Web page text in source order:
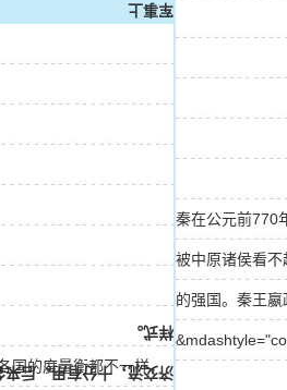
国的度量衡都不一样，
秦在公元前770
被中原诸侯看
的强国。秦王
代的铜钱都仿照秦朝的
样式。
军事上